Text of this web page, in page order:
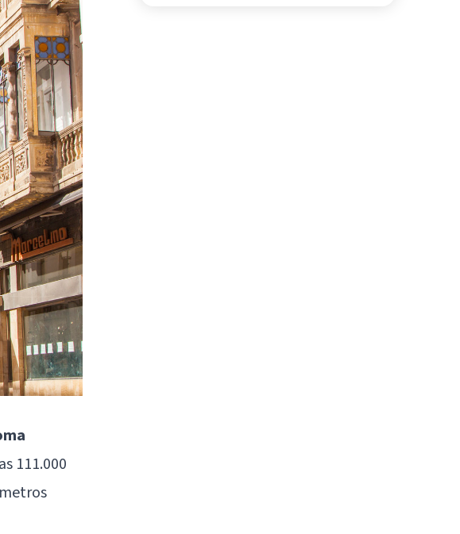
111.000